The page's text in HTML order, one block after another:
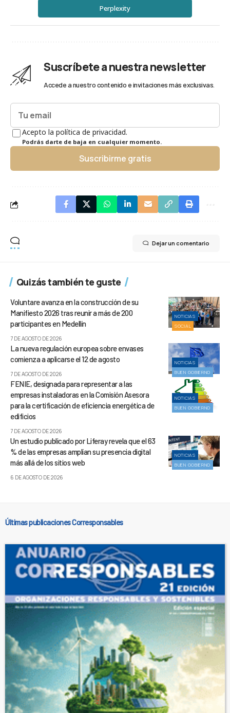
Perplexity
Suscríbete a nuestra newsletter
Accede a nuestro contenido e invitaciones más exclusivas.
Acepto la política de privacidad.
Podrás darte de baja en cualquier momento.
Suscribirme gratis
Dejar un comentario
Quizás también te guste
NOTICIAS
SOCIAL
Voluntare avanza en la construcción de su
Manifiesto 2026 tras reunir a más de 200
participantes en Medellín
7 DE AGOSTO DE 2026
NOTICIAS
BUEN GOBIERNO
La nueva regulación europea sobre envases
comienza a aplicarse el 12 de agosto
7 DE AGOSTO DE 2026
NOTICIAS
BUEN GOBIERNO
FENIE, designada para representar a las
empresas instaladoras en la Comisión Asesora
para la certificación de eficiencia energética de
edificios
7 DE AGOSTO DE 2026
NOTICIAS
BUEN GOBIERNO
Un estudio publicado por Liferay revela que el 63
% de las empresas amplían su presencia digital
más allá de los sitios web
6 DE AGOSTO DE 2026
Últimas publicaciones Corresponsables